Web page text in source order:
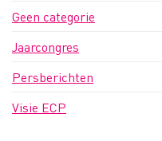
Geen categorie
Jaarcongres
Persberichten
Visie ECP